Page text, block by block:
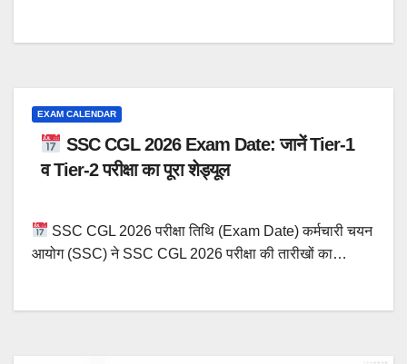
EXAM CALENDAR
SSC CGL 2026 Exam Date: जानें Tier-1
व Tier-2 परीक्षा का पूरा शेड्यूल
SSC CGL 2026 परीक्षा तिथि (Exam Date) कर्मचारी चयन
आयोग (SSC) ने SSC CGL 2026 परीक्षा की तारीखों का…